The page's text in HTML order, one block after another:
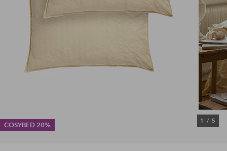
COSYBED 20%
1 / 5